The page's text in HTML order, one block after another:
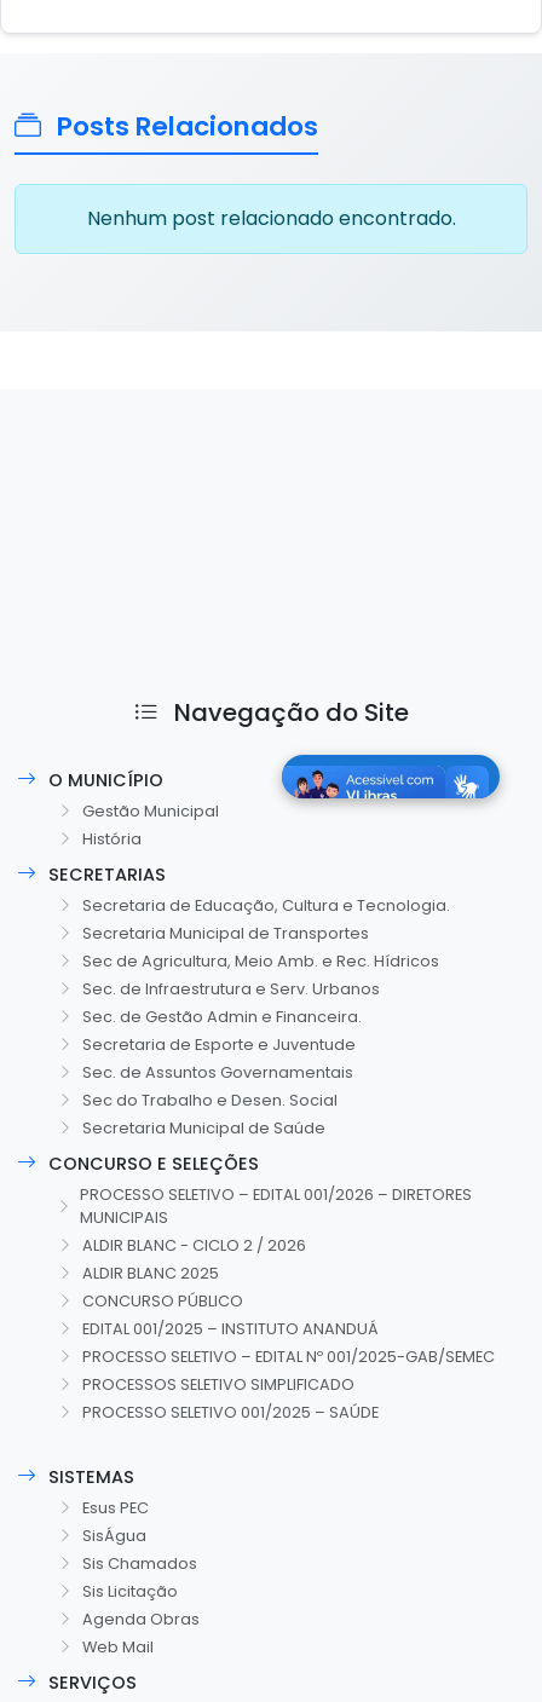
Posts Relacionados
Nenhum post relacionado encontrado.
Navegação do Site
O MUNICÍPIO
Gestão Municipal
História
SECRETARIAS
Secretaria de Educação, Cultura e Tecnologia.
Secretaria Municipal de Transportes
Sec de Agricultura, Meio Amb. e Rec. Hídricos
Sec. de Infraestrutura e Serv. Urbanos
Sec. de Gestão Admin e Financeira.
Secretaria de Esporte e Juventude
Sec. de Assuntos Governamentais
Sec do Trabalho e Desen. Social
Secretaria Municipal de Saúde
CONCURSO E SELEÇÕES
PROCESSO SELETIVO – EDITAL 001/2026 – DIRETORES
MUNICIPAIS
ALDIR BLANC - CICLO 2 / 2026
ALDIR BLANC 2025
CONCURSO PÚBLICO
EDITAL 001/2025 – INSTITUTO ANANDUÁ
PROCESSO SELETIVO – EDITAL Nº 001/2025-GAB/SEMEC
PROCESSOS SELETIVO SIMPLIFICADO
PROCESSO SELETIVO 001/2025 – SAÚDE
SISTEMAS
Esus PEC
SisÁgua
Sis Chamados
Sis Licitação
Agenda Obras
Web Mail
SERVIÇOS